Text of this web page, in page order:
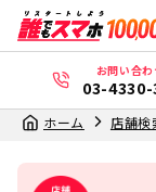
お問い合
03-4330-
ホーム 店舗検